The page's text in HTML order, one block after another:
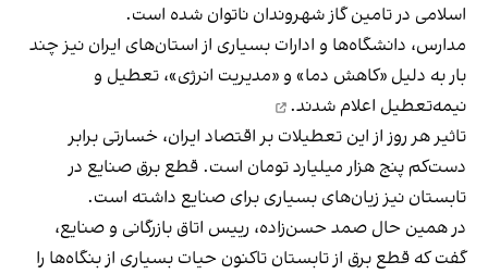
اسلامی در تامین گاز شهروندان ناتوان شده است.
مدارس، دانشگاه‌ها و ادارات بسیاری از استان‌های ایران نیز چند
بار به دلیل «کاهش دما» و «مدیریت انرژی»، تعطیل و
نیمه‌تعطیل اعلام شدند.
تاثیر هر روز از این تعطیلات بر اقتصاد ایران، خسارتی برابر
دست‌کم پنج هزار میلیارد تومان است. قطع برق صنایع در
تابستان نیز زیان‌های بسیاری برای صنایع داشته است.
در همین حال صمد حسن‌زاده، رییس اتاق بازرگانی و صنایع،
گفت که قطع برق از تابستان تاکنون حیات بسیاری از بنگاه‌ها را